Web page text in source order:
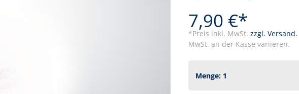
7,90 €*
*Preis inkl. MwSt. zzgl. Versand.
MwSt. an der Kasse variieren.